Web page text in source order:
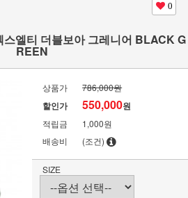
0
엘티 더블보아 그레니어 BLACK G
REEN
상품가 786,000원
할인가 550,000원
적립금
1,000원
배송비
(조건)
SIZE